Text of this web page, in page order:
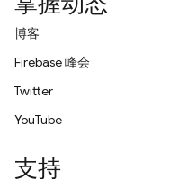
博客
Firebase 峰会
Twitter
YouTube
支持